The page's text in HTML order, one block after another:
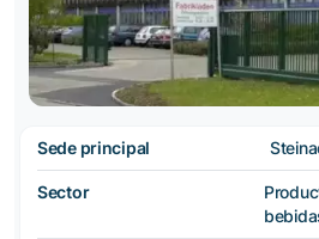
Sede principal
Sector